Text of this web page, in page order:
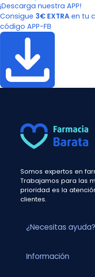
¡Descarga nuestra APP!
Consigue 3€ EXTRA en tu
código APP-FB
Somos expertos en
Trabajamos para las
prioridad es la
clientes.
¿Necesitas ayuda?
Información